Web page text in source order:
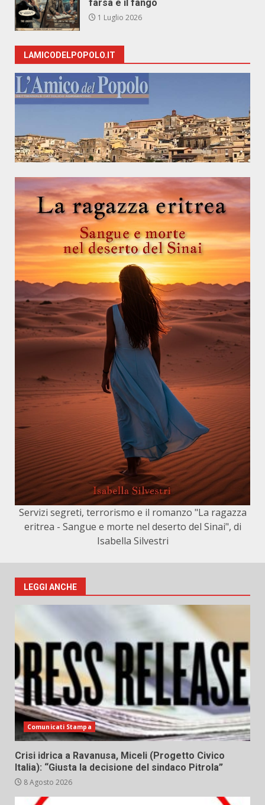
farsa e il fango
1 Luglio 2026
LAMICODELPOPOLO.IT
Servizi segreti, terrorismo e il romanzo "La ragazza
eritrea - Sangue e morte nel deserto del Sinai", di
Isabella Silvestri
LEGGI ANCHE
Comunicati Stampa
Crisi idrica a Ravanusa, Miceli (Progetto Civico
Italia): “Giusta la decisione del sindaco Pitrola”
8 Agosto 2026